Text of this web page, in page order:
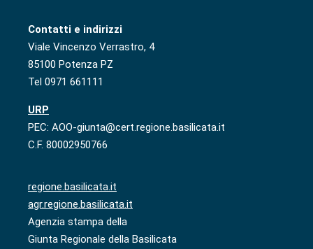
Contatti e indirizzi
Viale Vincenzo Verrastro, 4
85100 Potenza PZ
Tel 0971 661111
URP
PEC: AOO-giunta@cert.regione.basilicata.it
C.F. 80002950766
regione.basilicata.it
agr.regione.basilicata.it
Agenzia stampa della
Giunta Regionale della Basilicata